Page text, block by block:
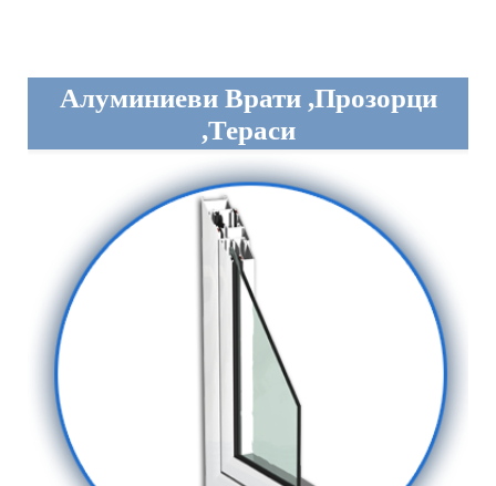
Алуминиеви Врати ,прозорци
,тераси